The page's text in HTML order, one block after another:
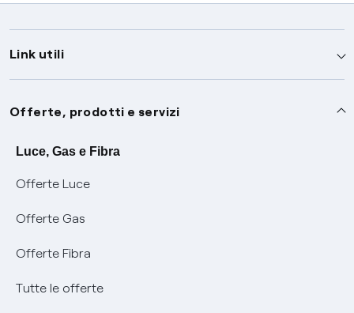
Link utili
Assistenza
Avvisi
SOS luce e gas
Conciliazioni e risoluzione delle controversie
Negoziazione paritetica
Informazioni Sisma
Servizi
Moduli e documenti
Documenti Fibra
Offerte, prodotti e servizi
Luce, Gas e Fibra
Offerte Luce
Offerte Gas
Offerte Fibra
Tutte le offerte